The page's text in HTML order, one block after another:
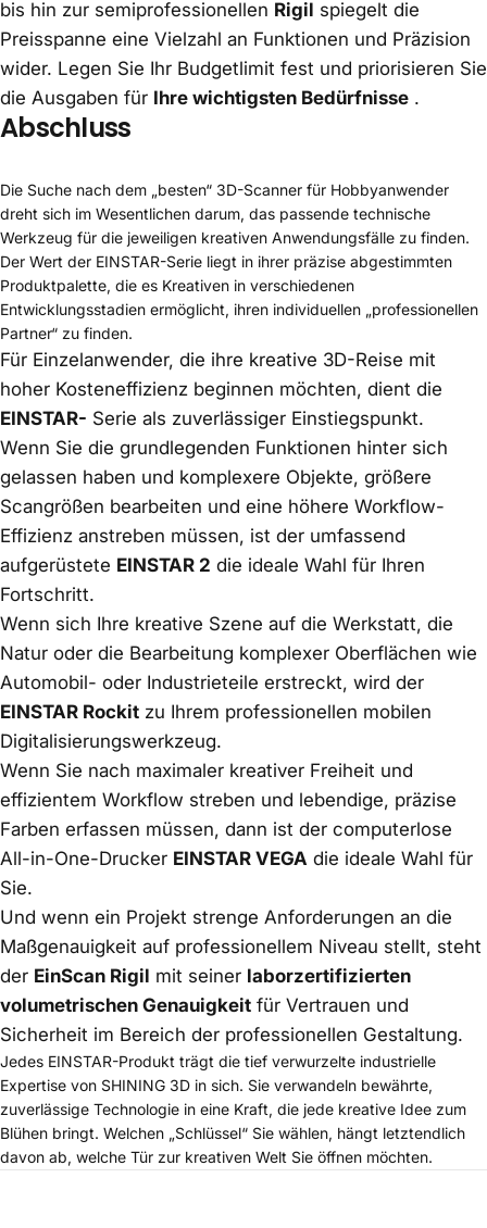
bis hin zur semiprofessionellen Rigil spiegelt die
Preisspanne eine Vielzahl an Funktionen und Präzision
wider. Legen Sie Ihr Budgetlimit fest und priorisieren Sie
die Ausgaben für Ihre wichtigsten Bedürfnisse .
Abschluss
Die Suche nach dem „besten“ 3D-Scanner für Hobbyanwender
dreht sich im Wesentlichen darum, das passende technische
Werkzeug für die jeweiligen kreativen Anwendungsfälle zu finden.
Der Wert der EINSTAR-Serie liegt in ihrer präzise abgestimmten
Produktpalette, die es Kreativen in verschiedenen
Entwicklungsstadien ermöglicht, ihren individuellen „professionellen
Partner“ zu finden.
Für Einzelanwender, die ihre kreative 3D-Reise mit
hoher Kosteneffizienz beginnen möchten, dient die
EINSTAR- Serie als zuverlässiger Einstiegspunkt.
Wenn Sie die grundlegenden Funktionen hinter sich
gelassen haben und komplexere Objekte, größere
Scangrößen bearbeiten und eine höhere Workflow-
Effizienz anstreben müssen, ist der umfassend
aufgerüstete EINSTAR 2 die ideale Wahl für Ihren
Fortschritt.
Wenn sich Ihre kreative Szene auf die Werkstatt, die
Natur oder die Bearbeitung komplexer Oberflächen wie
Automobil- oder Industrieteile erstreckt, wird der
EINSTAR Rockit zu Ihrem professionellen mobilen
Digitalisierungswerkzeug.
Wenn Sie nach maximaler kreativer Freiheit und
effizientem Workflow streben und lebendige, präzise
Farben erfassen müssen, dann ist der computerlose
All-in-One-Drucker EINSTAR VEGA die ideale Wahl für
Sie.
Und wenn ein Projekt strenge Anforderungen an die
Maßgenauigkeit auf professionellem Niveau stellt, steht
der EinScan Rigil mit seiner laborzertifizierten
volumetrischen Genauigkeit für Vertrauen und
Sicherheit im Bereich der professionellen Gestaltung.
Jedes EINSTAR-Produkt trägt die tief verwurzelte industrielle
Expertise von SHINING 3D in sich. Sie verwandeln bewährte,
zuverlässige Technologie in eine Kraft, die jede kreative Idee zum
Blühen bringt. Welchen „Schlüssel“ Sie wählen, hängt letztendlich
davon ab, welche Tür zur kreativen Welt Sie öffnen möchten.